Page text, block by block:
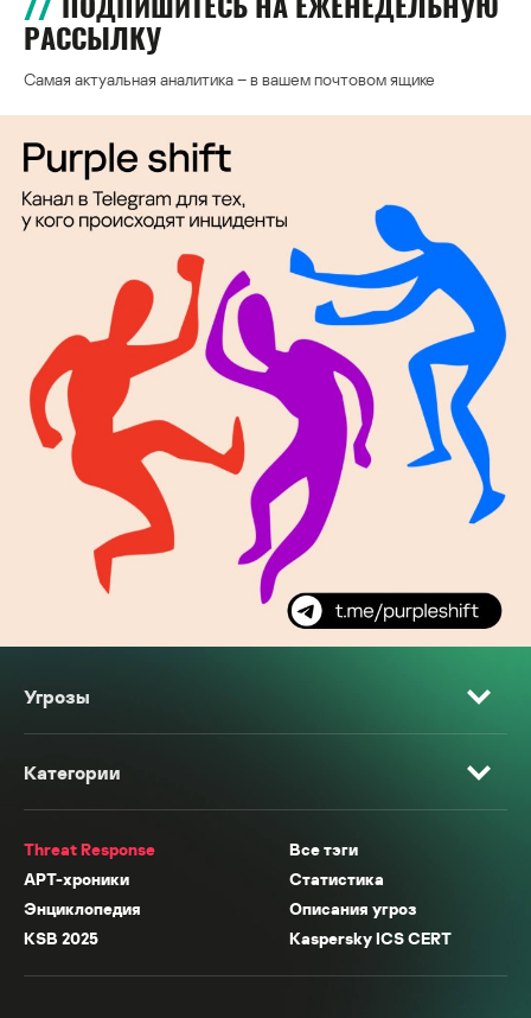
РАССЫЛКУ
Самая актуальная аналитика – в вашем почтовом ящике
Угрозы
Категории
Threat Response
Все тэги
APT-хроники
Статистика
Энциклопедия
Описания угроз
KSB 2025
Kaspersky ICS CERT